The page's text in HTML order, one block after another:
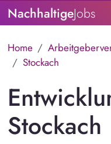
NachhaltigeJobs
Home
Stockach
Stockach